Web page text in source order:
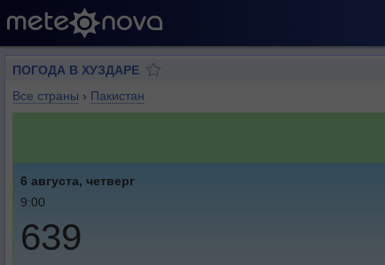
ПОГОДА В ХУЗДАРЕ
Все страны › Пакистан
6 августа, четверг
9:00
639